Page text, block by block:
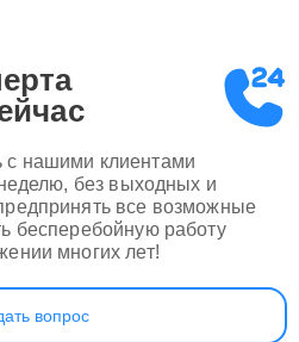
нашими клиентами
без выходных и
все возможные
бесперебойную работу
многих лет!
вопрос